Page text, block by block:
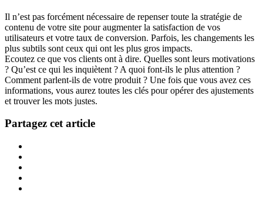
Il n’est pas forcément nécessaire de repenser toute la stratégie de
contenu de votre site pour augmenter la satisfaction de vos
utilisateurs et votre taux de conversion. Parfois, les changements les
plus subtils sont ceux qui ont les plus gros impacts.
Ecoutez ce que vos clients ont à dire. Quelles sont leurs motivations
? Qu’est ce qui les inquiètent ? A quoi font-ils le plus attention ?
Comment parlent-ils de votre produit ? Une fois que vous avez ces
informations, vous aurez toutes les clés pour opérer des ajustements
et trouver les mots justes.
Partagez cet article